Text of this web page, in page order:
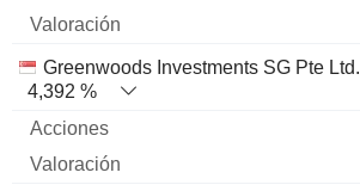
Greenwoods Investments SG Pte Ltd.
4,392 %